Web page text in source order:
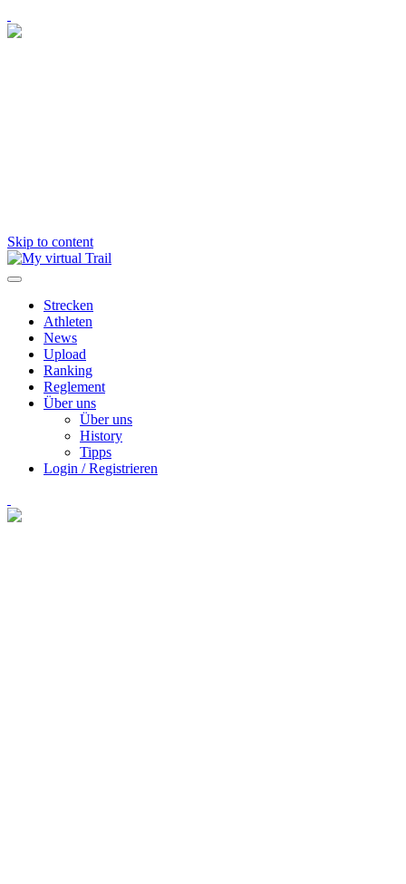
Skip to content
Strecken
Athleten
News
Upload
Ranking
Reglement
Über uns
Über uns
History
Tipps
Login / Registrieren